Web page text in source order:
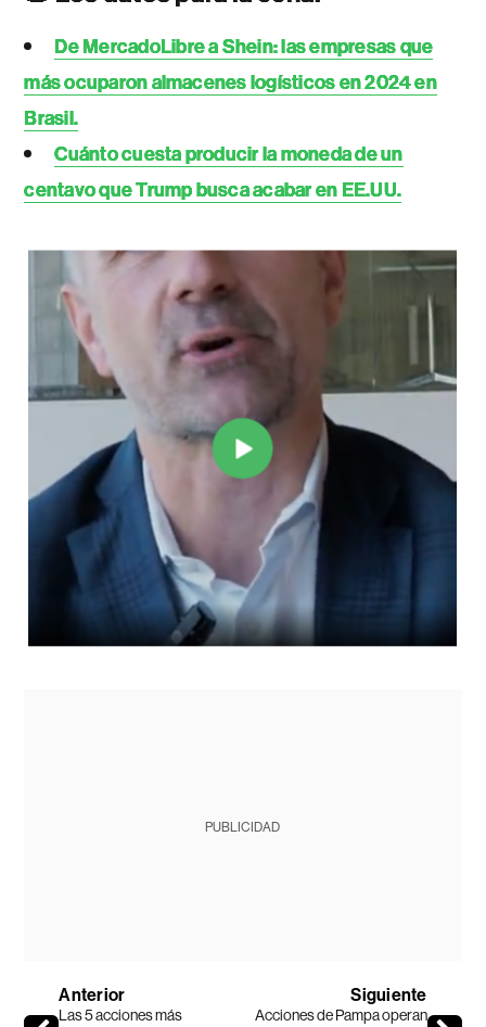
De MercadoLibre a Shein: las empresas que
más ocuparon almacenes logísticos en 2024 en
Brasil.
Cuánto cuesta producir la moneda de un
centavo que Trump busca acabar en EE.UU.
PUBLICIDAD
Anterior
Las 5 acciones más
Siguiente
Acciones de Pampa operan